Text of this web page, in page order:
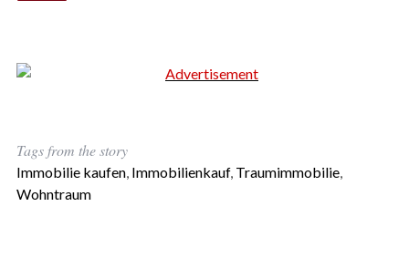
Tags from the story
Immobilie kaufen, Immobilienkauf, Traumimmobilie,
Wohntraum